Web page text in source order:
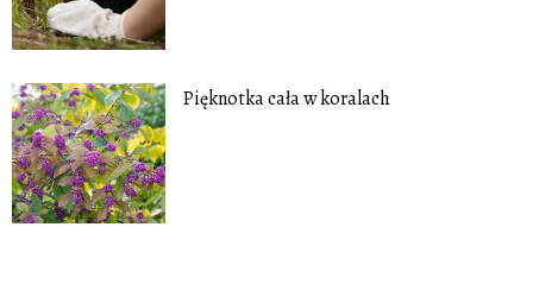
Pięknotka cała w koralach